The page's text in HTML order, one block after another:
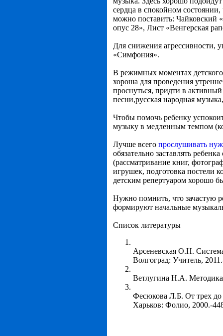
сердца в спокойном
можно поставить: Чайковский
опус 28», Лист «Венгерская
Для снижения агрессивности,
«Симфония».
В режимных моментах
хороша для проведения
проснуться, придти в
песни,русская народная
Чтобы помочь ребенку
музыку в медленным темпом
Лучше всего прослушивать
обязательно заставлять
(рассматривание книг,
игрушек, подготовка постели
детским репертуаром хорошо
Нужно помнить, что зачастую
формируют начальные
Список литературы
Арсеневская О.Н.
Волгоград: Учитель,
Ветлугина Н.А. Методика
Фесюкова Л.Б. От трех
Харьков: Фолио, 2000.-